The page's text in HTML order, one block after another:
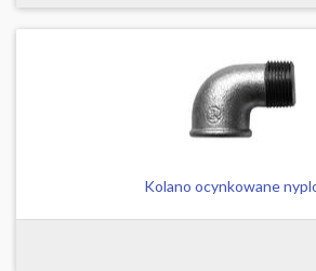
Kolano ocynkowane